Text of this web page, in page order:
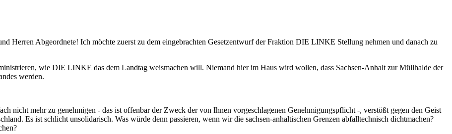
Herren Abgeordnete! Ich möchte zuerst zu dem eingebrachten Gesetzentwurf der Fraktion DIE LINKE Stellung nehmen und danach zu
wie DIE LINKE das dem Landtag weismachen will. Niemand hier im Haus wird wollen, dass Sachsen-Anhalt zur Müllhalde der
werden.
nicht mehr zu genehmigen - das ist offenbar der Zweck der von Ihnen vorgeschlagenen Genehmigungspflicht -, verstößt gegen den Geist
Es ist schlicht unsolidarisch. Was würde denn passieren, wenn wir die sachsen-anhaltischen Grenzen abfalltechnisch dichtmachen?